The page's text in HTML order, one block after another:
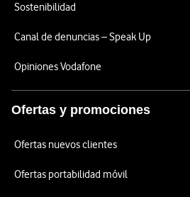
Sostenibilidad
Canal de denuncias – Speak Up
Opiniones Vodafone
Ofertas y promociones
Ofertas nuevos clientes
Ofertas portabilidad móvil